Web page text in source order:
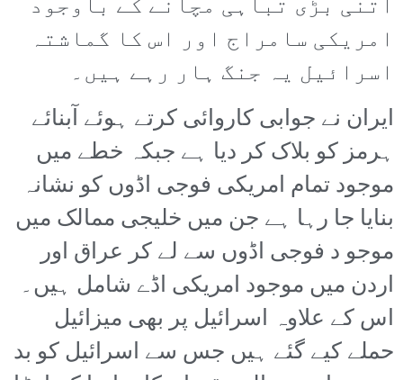
امریکی سامراج اور اس کا گماشتہ
اسرائیل یہ جنگ ہار رہے ہیں۔
ایران نے جوابی کاروائی کرتے ہوئے آبنائے
ہرمز کو بلاک کر دیا ہے جبکہ خطے میں
موجود تمام امریکی فوجی اڈوں کو نشانہ
بنایا جا رہا ہے جن میں خلیجی ممالک میں
موجو د فوجی اڈوں سے لے کر عراق اور
اردن میں موجود امریکی اڈے شامل ہیں۔
اس کے علاوہ اسرائیل پر بھی میزائیل
حملے کیے گئے ہیں جس سے اسرائیل کو بد